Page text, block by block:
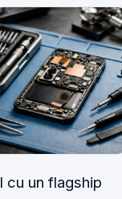
cu un flagship